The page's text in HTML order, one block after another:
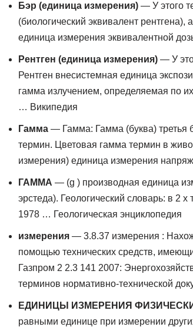
Бэр (единица измерения)— У этого
(биологический эквивалент
единица измерения эквивалентной
Рентген (единица измерения)— У
Рентген внесистемная единица
гамма излучением, определяемая по
… Википедия
Гамма— Гамма: Гамма (буква) третья
термин. Цветовая гамма термин в
измерения) единица измерения
ГАММА — (g ) производная единица
эрстеда). Геологический словарь: в
1978 … Геологическая энциклопедия
измерения— 3.8.37 измерения :
помощью технических средств,
Газпром 2 2.3 141 2007:
терминов нормативно-технической
ЕДИНИЦЫ ИЗМЕРЕНИЯ
равными единице при измерении